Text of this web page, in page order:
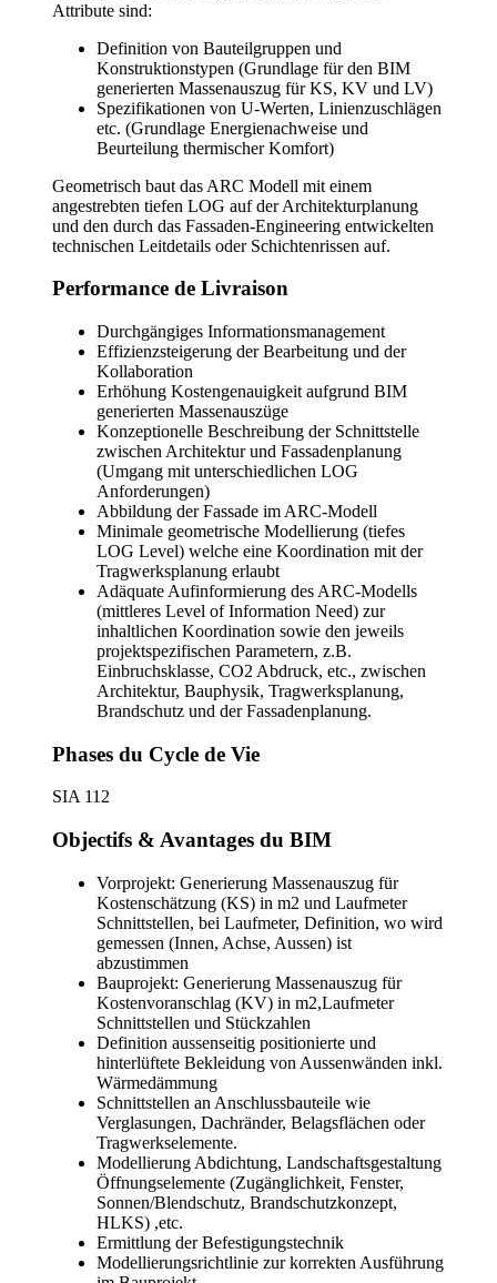
Attribute sind:
Definition von Bauteilgruppen und
Konstruktionstypen (Grundlage für den BIM
generierten Massenauszug für KS, KV und LV)
Spezifikationen von U-Werten, Linienzuschlägen
etc. (Grundlage Energienachweise und
Beurteilung thermischer Komfort)
Geometrisch baut das ARC Modell mit einem
angestrebten tiefen LOG auf der Architekturplanung
und den durch das Fassaden-Engineering entwickelten
technischen Leitdetails oder Schichtenrissen auf.
Performance de Livraison
Durchgängiges Informationsmanagement
Effizienzsteigerung der Bearbeitung und der
Kollaboration
Erhöhung Kostengenauigkeit aufgrund BIM
generierten Massenauszüge
Konzeptionelle Beschreibung der Schnittstelle
zwischen Architektur und Fassadenplanung
(Umgang mit unterschiedlichen LOG
Anforderungen)
Abbildung der Fassade im ARC-Modell
Minimale geometrische Modellierung (tiefes
LOG Level) welche eine Koordination mit der
Tragwerksplanung erlaubt
Adäquate Aufinformierung des ARC-Modells
(mittleres Level of Information Need) zur
inhaltlichen Koordination sowie den jeweils
projektspezifischen Parametern, z.B.
Einbruchsklasse, CO2 Abdruck, etc., zwischen
Architektur, Bauphysik, Tragwerksplanung,
Brandschutz und der Fassadenplanung.
Phases du Cycle de Vie
SIA 112
Objectifs & Avantages du BIM
Vorprojekt: Generierung Massenauszug für
Kostenschätzung (KS) in m2 und Laufmeter
Schnittstellen, bei Laufmeter, Definition, wo wird
gemessen (Innen, Achse, Aussen) ist
abzustimmen
Bauprojekt: Generierung Massenauszug für
Kostenvoranschlag (KV) in m2,Laufmeter
Schnittstellen und Stückzahlen
Definition aussenseitig positionierte und
hinterlüftete Bekleidung von Aussenwänden inkl.
Wärmedämmung
Schnittstellen an Anschlussbauteile wie
Verglasungen, Dachränder, Belagsflächen oder
Tragwerkselemente.
Modellierung Abdichtung, Landschaftsgestaltung
Öffnungselemente (Zugänglichkeit, Fenster,
Sonnen/Blendschutz, Brandschutzkonzept,
HLKS) ,etc.
Ermittlung der Befestigungstechnik
Modellierungsrichtlinie zur korrekten Ausführung